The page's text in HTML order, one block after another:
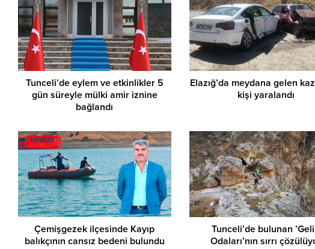
Tunceli’de eylem ve etkinlikler 5
gün süreyle mülki amir iznine
bağlandı
Elazığ’da meydana gelen
kişi yaralandı
Çemişgezek ilçesinde Kayıp
balıkçının cansız bedeni bulundu
Tunceli’de bulunan
Odaları’nın sırrı
İsrailli rakibini yenen
Boksör, dünya